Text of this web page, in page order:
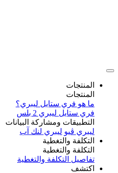
المنتجات
المنتجات
ما هو فري ستايل ليبري؟
فري ستايل ليبري 2 بلس​
التطبيقات ومشاركة البيانات
ليبري ڤيو ليبري لنك آب
التكلفة والتغطية
التكلفة والتغطية
تفاصيل التكلفة والتغطية
اكتشف​